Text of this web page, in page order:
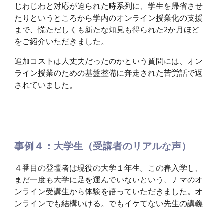
じわじわと対応が迫られた時系列に、学生を帰省させ
たりというところから学内のオンライン授業化の支援
まで、慌ただしくも新たな知見も得られた2か月ほど
をご紹介いただきました。
追加コストは大丈夫だったのかという質問には、オン
ライン授業のための基盤整備に奔走された苦労話で返
されていました。
事例４：大学生（受講者のリアルな声）
４番目の登壇者は現役の大学１年生。この春入学し、
まだ一度も大学に足を運んでいないという、ナマのオ
ンライン受講生から体験を語っていただきました。オ
ンラインでも結構いける。でもイケてない先生の講義